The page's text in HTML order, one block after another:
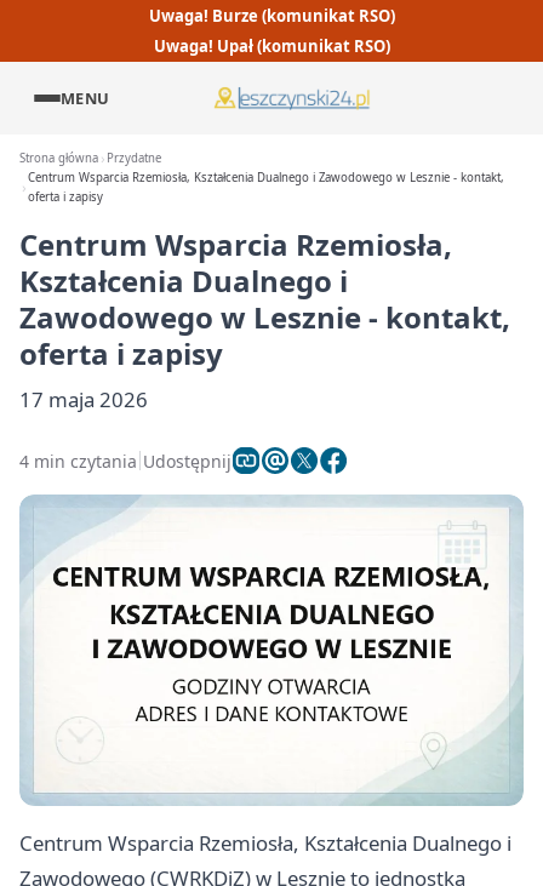
Uwaga! Burze (komunikat RSO)
Uwaga! Upał (komunikat RSO)
MENU
Strona główna
Przydatne
Centrum Wsparcia Rzemiosła, Kształcenia Dualnego i Zawodowego w Lesznie - kontakt,
oferta i zapisy
Centrum Wsparcia Rzemiosła,
Kształcenia Dualnego i
Zawodowego w Lesznie - kontakt,
oferta i zapisy
17 maja 2026
4 min czytania Udostępnij
Centrum Wsparcia Rzemiosła, Kształcenia Dualnego i
Zawodowego (CWRKDiZ) w Lesznie to jednostka